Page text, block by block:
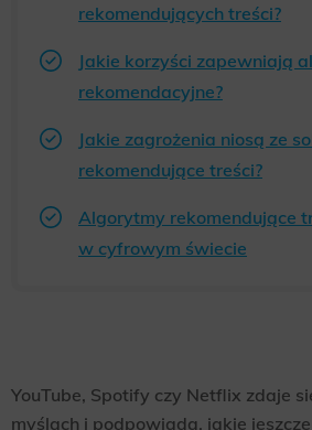
rekomendujących treści?
Jakie korzyści zapewniają
rekomendacyjne?
Jakie zagrożenia niosą ze
rekomendujące treści?
Algorytmy rekomendujące
w cyfrowym świecie
YouTube, Spotify czy Netflix zdaje
myślach i podpowiada, jakie